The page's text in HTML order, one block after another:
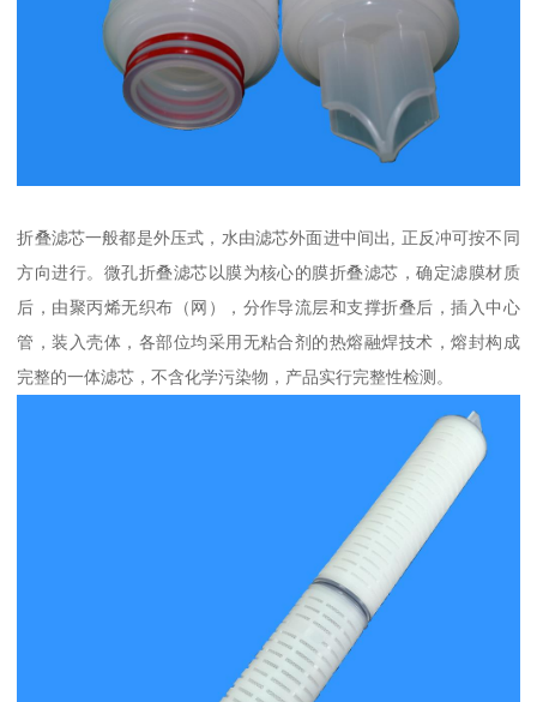
折叠滤芯一般都是外压式，水由滤芯外面进中间出, 正反冲可按不同
方向进行。微孔折叠滤芯以膜为核心的膜折叠滤芯，确定滤膜材质
后，由聚丙烯无织布（网），分作导流层和支撑折叠后，插入中心
管，装入壳体，各部位均采用无粘合剂的热熔融焊技术，熔封构成
完整的一体滤芯，不含化学污染物，产品实行完整性检测。